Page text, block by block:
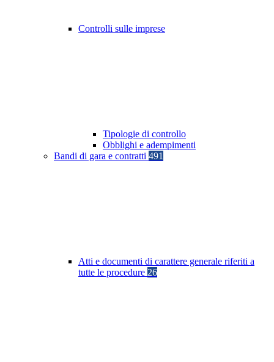
Controlli sulle imprese
Tipologie di controllo
Obblighi e adempimenti
Bandi di gara e contratti 491
Atti e documenti di carattere generale riferiti a
tutte le procedure 26